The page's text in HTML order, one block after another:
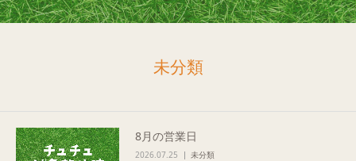
未分類
8月の営業日
2026.07.25 未分類
症例
Q&A